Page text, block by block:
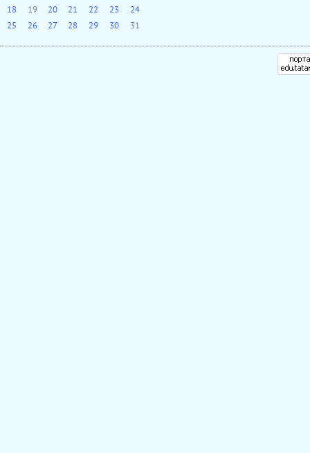
18
19 20 21 22 23
24
25
26 27 28 29 30 31